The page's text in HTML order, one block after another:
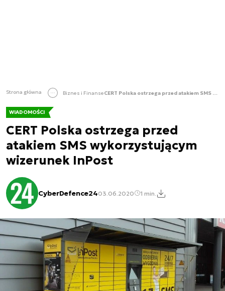
Strona główna Biznes i Finanse CERT Polska ostrzega przed atakiem SMS wykorzystującym wizerunek InPost
WIADOMOŚCI
CERT Polska ostrzega przed
atakiem SMS wykorzystującym
wizerunek InPost
CyberDefence2403.06.2020 1 min.